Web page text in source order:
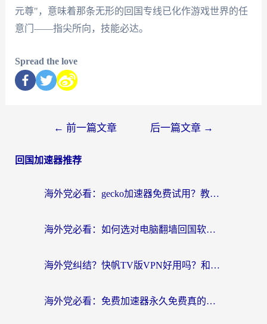
元尊"，意味着那条无形的回国专线已化作游戏世界的任
意门——指尖所向，技能必达。
Spread the love
← 前一篇文章 后一篇文章 →
回国加速器推荐
海外党必看：gecko加速器免费试用？教你选对回国加速器，无缝刷国内剧玩游戏
海外党必看：如何选对电脑翻墙回国软件，轻松解锁国内资源？
海外党纠结？快帆TV版VPN好用吗？和扇贝手游VPN对比哪个回国效果更好？
海外党必看：免费加速器永久免费真的存在吗？教你选对回国加速器无缝刷国内资源